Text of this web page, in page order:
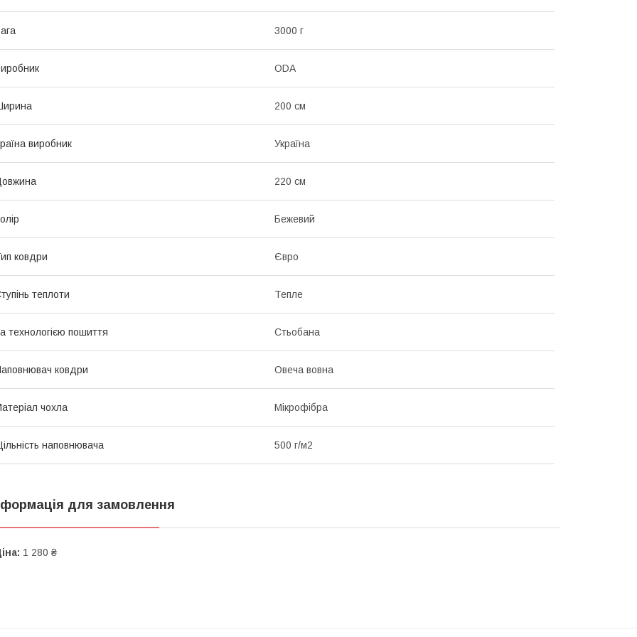
3000 г
ODA
200 см
виробник Україна
220 см
Бежевий
ковдри Євро
теплоти Тепле
технологією пошиття Стьобана
ковдри Овеча вовна
чохла Мікрофібра
наповнювача 500 г/м2
для замовлення
1 280 ₴